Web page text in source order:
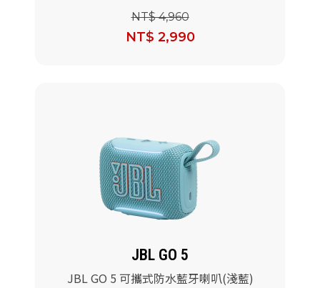
NT$ 4,960
NT$ 2,990
JBL GO 5
JBL GO 5 可攜式防水藍牙喇叭(淺藍)